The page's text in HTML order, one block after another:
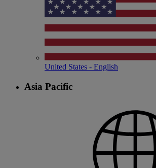
United States - English
Asia Pacific